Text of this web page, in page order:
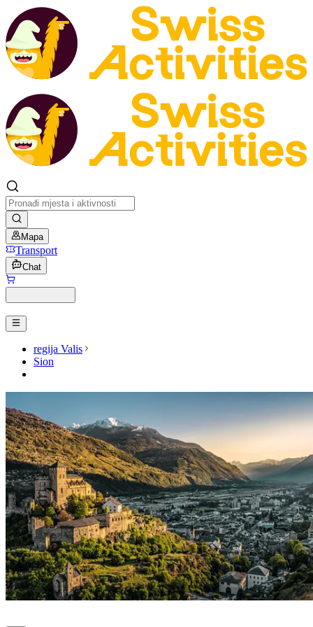
Mapa
Transport
Chat
regija Valis
Sion